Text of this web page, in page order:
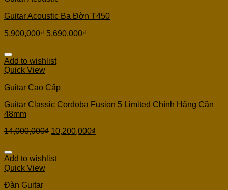
Guitar Acoustic Ba Đờn T450
5,900,000₫ 5,690,000₫
Add to wishlist
Quick View
Guitar Cao Cấp
Guitar Classic Cordoba Fusion 5 Limited Chính Hãng Cần
48mm
14,000,000₫ 10,200,000₫
Add to wishlist
Quick View
Đàn Guitar